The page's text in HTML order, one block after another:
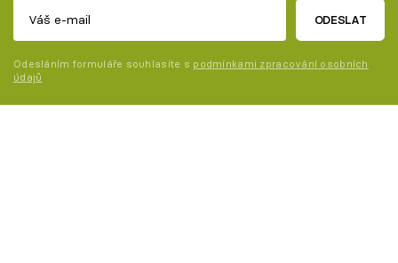
ODESLAT
Odesláním formuláře souhlasíte s podmínkami zpracování osobních
údajů